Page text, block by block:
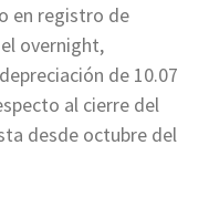
en registro de
overnight,
de 10.07
al cierre del
desde octubre del